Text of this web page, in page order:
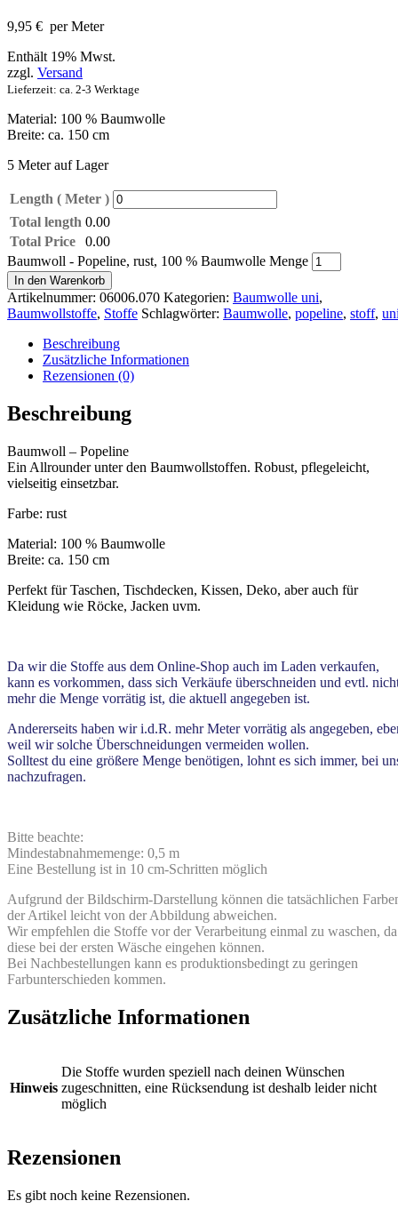
9,95 € per Meter
Enthält 19% Mwst.
zzgl. Versand
Lieferzeit: ca. 2-3 Werktage
Material: 100 % Baumwolle
Breite: ca. 150 cm
5 Meter auf Lager
Length ( Meter )
Total length 0.00
Total Price
0.00
Baumwoll - Popeline, rust, 100 % Baumwolle Menge
In den Warenkorb
Artikelnummer: 06006.070 Kategorien: Baumwolle uni,
Baumwollstoffe, Stoffe Schlagwörter: Baumwolle, popeline, stoff,
Beschreibung
Zusätzliche Informationen
Rezensionen (0)
Beschreibung
Baumwoll – Popeline
Ein Allrounder unter den Baumwollstoffen. Robust, pflegeleicht,
vielseitig einsetzbar.
Farbe: rust
Material: 100 % Baumwolle
Breite: ca. 150 cm
Perfekt für Taschen, Tischdecken, Kissen, Deko, aber auch für
Kleidung wie Röcke, Jacken uvm.
Da wir die Stoffe aus dem Online-Shop auch im Laden verkaufen,
kann es vorkommen, dass sich Verkäufe überschneiden und evtl.
mehr die Menge vorrätig ist, die aktuell angegeben ist.
Andererseits haben wir i.d.R. mehr Meter vorrätig als angegeben,
weil wir solche Überschneidungen vermeiden wollen.
Solltest du eine größere Menge benötigen, lohnt es sich immer, bei
nachzufragen.
Bitte beachte:
Mindestabnahmemenge: 0,5 m
Eine Bestellung ist in 10 cm-Schritten möglich
Aufgrund der Bildschirm-Darstellung können die tatsächlichen
der Artikel leicht von der Abbildung abweichen.
Wir empfehlen die Stoffe vor der Verarbeitung einmal zu waschen, da
diese bei der ersten Wäsche eingehen können.
Bei Nachbestellungen kann es produktionsbedingt zu geringen
Farbunterschieden kommen.
Zusätzliche Informationen
Hinweis
Die Stoffe wurden speziell nach deinen Wünschen
zugeschnitten, eine Rücksendung ist deshalb leider nicht
möglich
Rezensionen
Es gibt noch keine Rezensionen.